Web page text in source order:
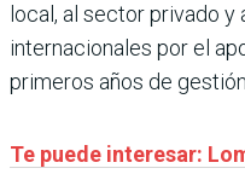
local, al sector privado y
internacionales por el
primeros años de
Te puede interesar: